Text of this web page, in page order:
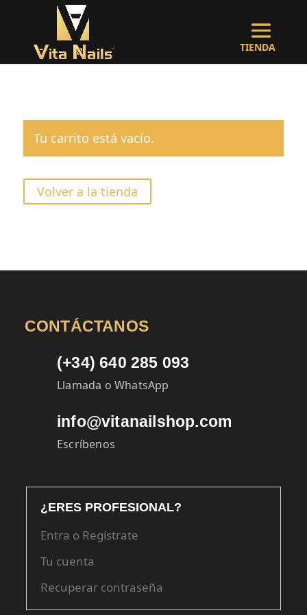
Tu carrito está vacío.
Volver a la tienda
CONTÁCTANOS
(+34) 640 285 093
Llamada o WhatsApp
info@vitanailshop.com
Escríbenos
¿ERES PROFESIONAL?
Entra o Regístrate
Tu cuenta
Recuperar contraseña